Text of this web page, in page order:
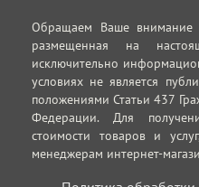
Обращаем Ваше
размещенная на
исключительно
условиях не является
положениями Статьи 437
Федерации. Для
стоимости товаров и
менеджерам интернет-